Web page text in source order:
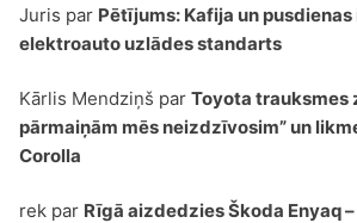
Juris par Pētījums: Kafija un pusdienas
elektroauto uzlādes standarts
Kārlis Mendziņš par Toyota trauksmes
pārmaiņām mēs neizdzīvosim” un
Corolla
rekpar Rīgā aizdedzies Škoda Enyaq